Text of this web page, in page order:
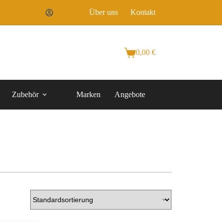
Über uns Kontakt
0,00 €
Zubehör Marken Angebote